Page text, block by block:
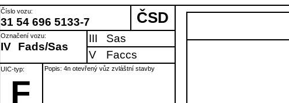
Číslo vozu:
31 54 696 5133-7 ČSD
Označení vozu:
IV Fads/Sas
III
Sas
V
Faccs
UIC-typ:
F
Popis: 4n otevřený vůz zvláštní stavby